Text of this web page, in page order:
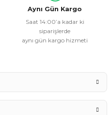
Aynı Gün Kargo
Saat 14:00’a kadar ki
siparişlerde
aynı gün kargo hizmeti